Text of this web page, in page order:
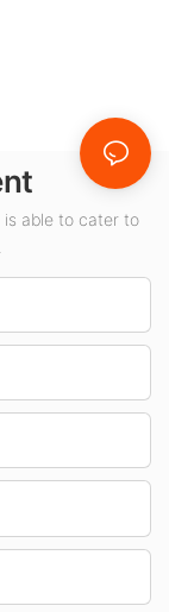
is able to cater to